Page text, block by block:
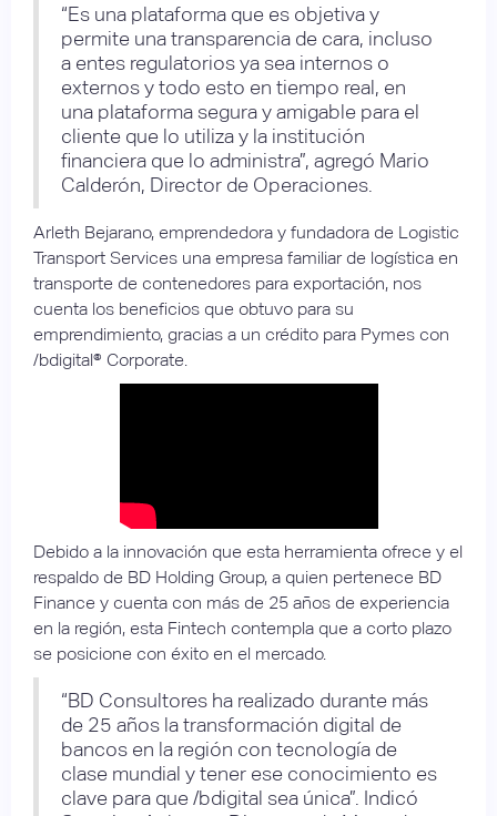
“Es una plataforma que es objetiva y
permite una transparencia de cara, incluso
a entes regulatorios ya sea internos o
externos y todo esto en tiempo real, en
una plataforma segura y amigable para el
cliente que lo utiliza y la institución
financiera que lo administra”, agregó Mario
Calderón, Director de Operaciones.
Arleth Bejarano, emprendedora y fundadora de Logistic
Transport Services una empresa familiar de logística en
transporte de contenedores para exportación, nos
cuenta los beneficios que obtuvo para su
emprendimiento, gracias a un crédito para Pymes con
/bdigital® Corporate.
Debido a la innovación que esta herramienta ofrece y el
respaldo de BD Holding Group, a quien pertenece BD
Finance y cuenta con más de 25 años de experiencia
en la región, esta Fintech contempla que a corto plazo
se posicione con éxito en el mercado.
“BD Consultores ha realizado durante más
de 25 años la transformación digital de
bancos en la región con tecnología de
clase mundial y tener ese conocimiento es
clave para que /bdigital sea única”. Indicó